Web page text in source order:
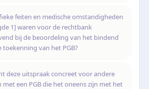
feiten en medische omstandigheden
1] waren voor de rechtbank
bij de beoordeling van het bindend
toekenning van het PGB?
deze uitspraak concreet voor andere
met een PGB die het oneens zijn met het